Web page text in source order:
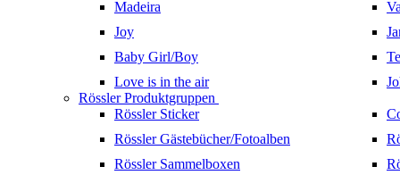
Madeira
Joy
Baby Girl/Boy
Love is in the air
Rössler Produktgruppen
Rössler Sticker
Rössler Gästebücher/Fotoalben
Rössler Sammelboxen